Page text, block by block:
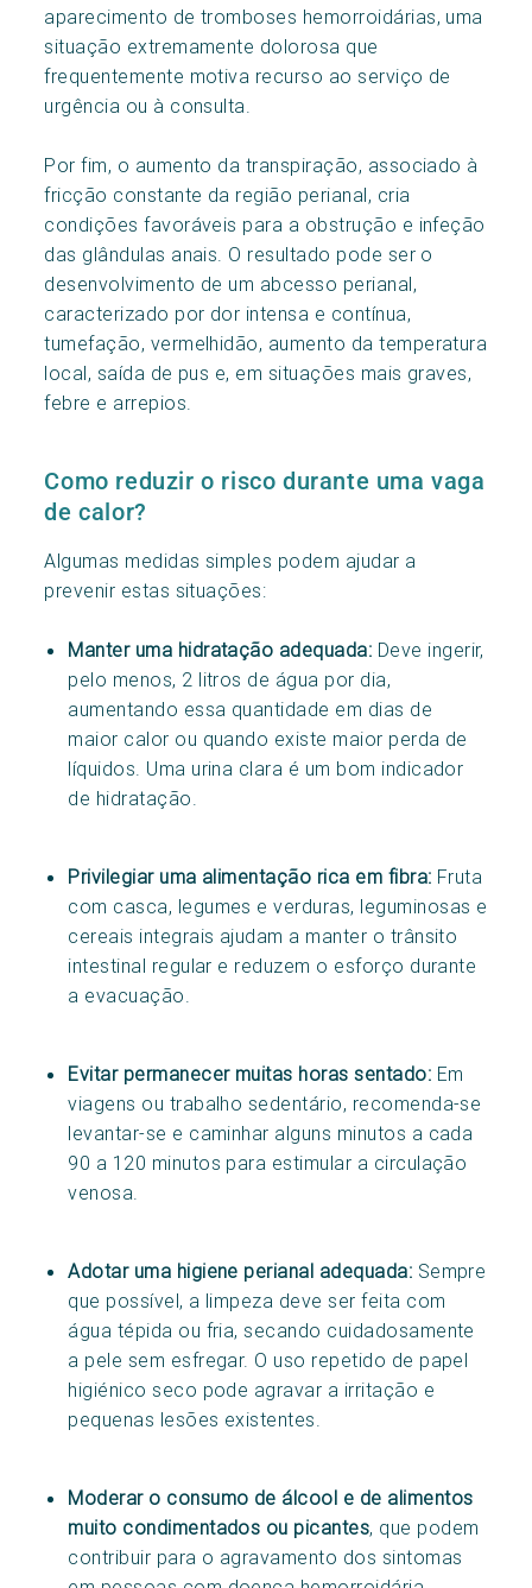
aparecimento de tromboses hemorroidárias, uma
situação extremamente dolorosa que
frequentemente motiva recurso ao serviço de
urgência ou à consulta.
Por fim, o aumento da transpiração, associado à
fricção constante da região perianal, cria
condições favoráveis para a obstrução e infeção
das glândulas anais. O resultado pode ser o
desenvolvimento de um abcesso perianal,
caracterizado por dor intensa e contínua,
tumefação, vermelhidão, aumento da temperatura
local, saída de pus e, em situações mais graves,
febre e arrepios.
Como reduzir o risco durante uma vaga
de calor?
Algumas medidas simples podem ajudar a
prevenir estas situações:
Manter uma hidratação adequada: Deve ingerir,
pelo menos, 2 litros de água por dia,
aumentando essa quantidade em dias de
maior calor ou quando existe maior perda de
líquidos. Uma urina clara é um bom indicador
de hidratação.
Privilegiar uma alimentação rica em fibra: Fruta
com casca, legumes e verduras, leguminosas e
cereais integrais ajudam a manter o trânsito
intestinal regular e reduzem o esforço durante
a evacuação.
Evitar permanecer muitas horas sentado: Em
viagens ou trabalho sedentário, recomenda-se
levantar-se e caminhar alguns minutos a cada
90 a 120 minutos para estimular a circulação
venosa.
Adotar uma higiene perianal adequada: Sempre
que possível, a limpeza deve ser feita com
água tépida ou fria, secando cuidadosamente
a pele sem esfregar. O uso repetido de papel
higiénico seco pode agravar a irritação e
pequenas lesões existentes.
Moderar o consumo de álcool e de alimentos
muito condimentados ou picantes, que podem
contribuir para o agravamento dos sintomas